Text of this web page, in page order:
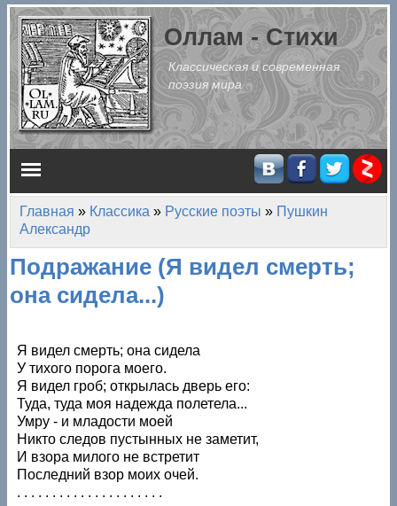
Перейти к основному содержанию
Оллам - Стихи
Классическая и современная
поэзия мира
Главное меню
Вы здесь
Главная » Классика » Русские поэты » Пушкин
Александр
Подражание (Я видел смерть;
она сидела...)
Я видел смерть; она сидела
У тихого порога моего.
Я видел гроб; открылась дверь его:
Туда, туда моя надежда полетела...
Умру - и младости моей
Никто следов пустынных не заметит,
И взора милого не встретит
Последний взор моих очей.
. . . . . . . . . . . . . . . . . . . . .